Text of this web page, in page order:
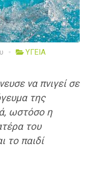
ΥΓΕΙΑ
να πνιγεί σε
της
ωστόσο η
του
το παιδί